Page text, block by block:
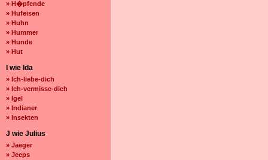
» H�pfende
» Hufeisen
» Huhn
» Hummer
» Hunde
» Hut
I wie Ida
» Ich-liebe-dich
» Ich-vermisse-dich
» Igel
» Indianer
» Insekten
J wie Julius
» Jaeger
» Jeeps